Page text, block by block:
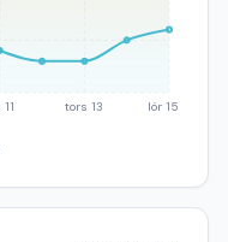
tors 13 lör 15